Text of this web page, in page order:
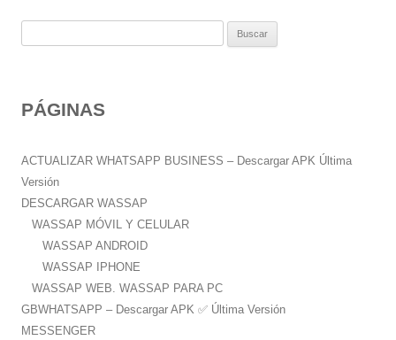
a
:
PÁGINAS
ACTUALIZAR WHATSAPP BUSINESS – Descargar APK Última
Versión
DESCARGAR WASSAP
WASSAP MÓVIL Y CELULAR
WASSAP ANDROID
WASSAP IPHONE
WASSAP WEB. WASSAP PARA PC
GBWHATSAPP – Descargar APK ✅️ Última Versión
MESSENGER